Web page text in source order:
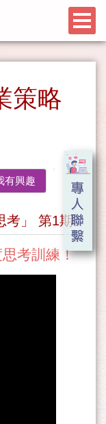
策略
有興趣
考」 第1期
考訓練！